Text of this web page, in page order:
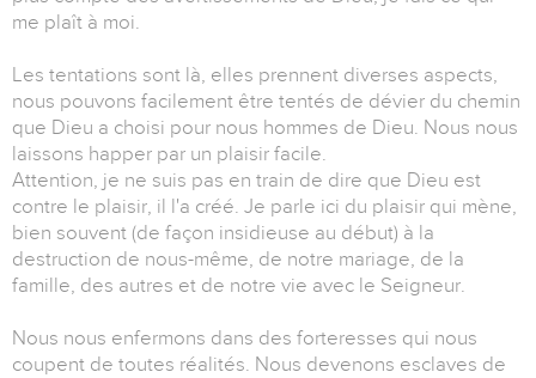
me plaît à moi.
Les tentations sont là, elles prennent diverses aspects,
nous pouvons facilement être tentés de dévier du chemin
que Dieu a choisi pour nous hommes de Dieu. Nous nous
laissons happer par un plaisir facile.
Attention, je ne suis pas en train de dire que Dieu est
contre le plaisir, il l'a créé. Je parle ici du plaisir qui mène,
bien souvent (de façon insidieuse au début) à la
destruction de nous-même, de notre mariage, de la
famille, des autres et de notre vie avec le Seigneur.
Nous nous enfermons dans des forteresses qui nous
coupent de toutes réalités. Nous devenons esclaves de